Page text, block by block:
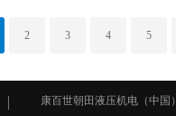
2 3 4 5
康百世朝田液压机电（中国）有限公司